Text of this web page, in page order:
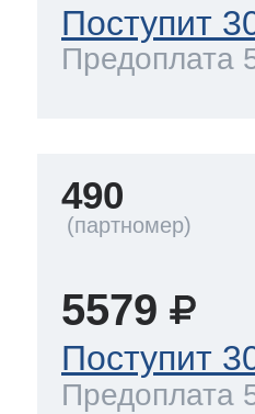
Поступит
Предоплата
490
5579
Поступит
Предоплата